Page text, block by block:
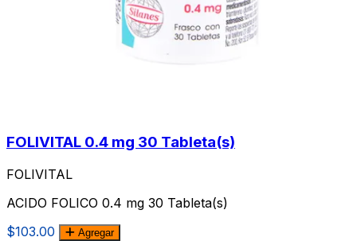
FOLIVITAL 0.4 mg 30 Tableta(s)
FOLIVITAL
ACIDO FOLICO 0.4 mg 30 Tableta(s)
$103.00
Agregar